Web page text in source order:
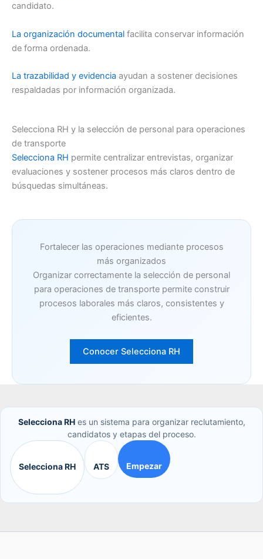
candidato.
La organización documental facilita conservar información
de forma ordenada.
La trazabilidad y evidencia ayudan a sostener decisiones
respaldadas por información organizada.
Selecciona RH y la selección de personal para operaciones
de transporte
Selecciona RH permite centralizar entrevistas, organizar
evaluaciones y sostener procesos más claros dentro de
búsquedas simultáneas.
Fortalecer las operaciones mediante procesos
más organizados
Organizar correctamente la selección de personal
para operaciones de transporte permite construir
procesos laborales más claros, consistentes y
eficientes.
Conocer Selecciona RH
Selecciona RHes un sistema para organizar reclutamiento,
candidatos y etapas del proceso.
Selecciona RH ATS Empezar